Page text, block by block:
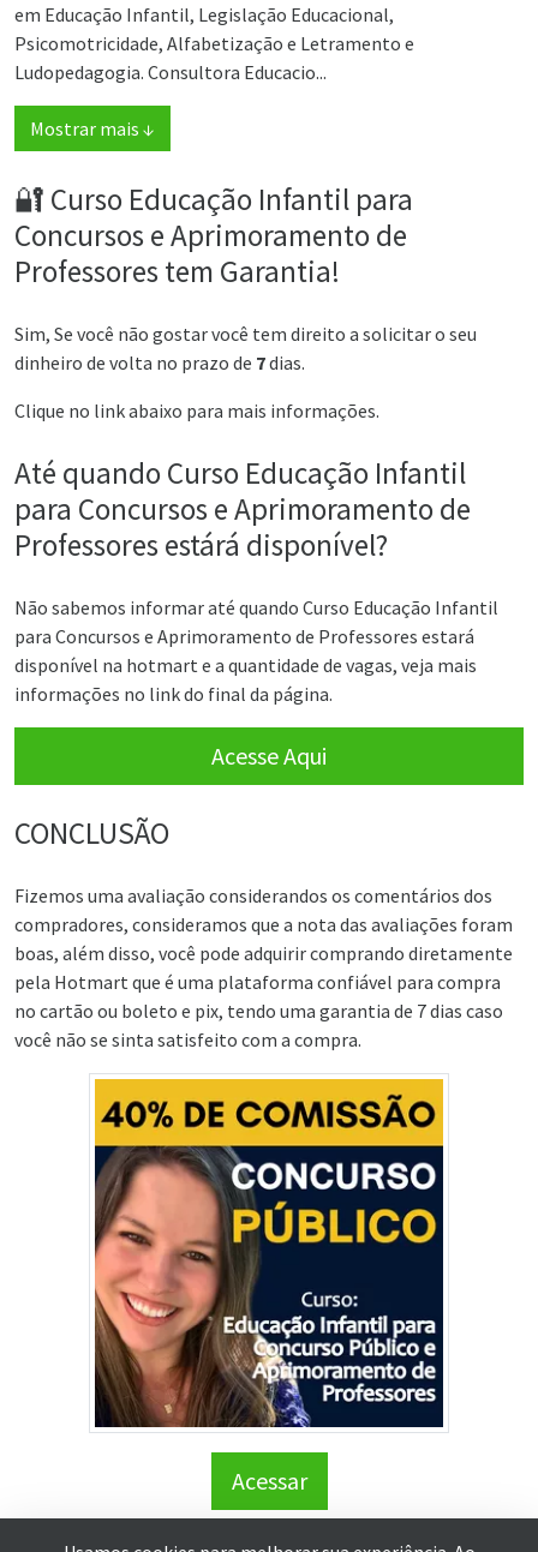
em Educação Infantil, Legislação Educacional,
Psicomotricidade, Alfabetização e Letramento e
Ludopedagogia. Consultora Educacio...
Mostrar mais ↓
🔐 Curso Educação Infantil para
Concursos e Aprimoramento de
Professores tem Garantia!
Sim, Se você não gostar você tem direito a solicitar o seu
dinheiro de volta no prazo de 7dias.
Clique no link abaixo para mais informações.
Até quando Curso Educação Infantil
para Concursos e Aprimoramento de
Professores estárá disponível?
Não sabemos informar até quando Curso Educação Infantil
para Concursos e Aprimoramento de Professores estará
disponível na hotmart e a quantidade de vagas, veja mais
informações no link do final da página.
Acesse Aqui
CONCLUSÃO
Fizemos uma avaliação considerandos os comentários dos
compradores, consideramos que a nota das avaliações foram
boas, além disso, você pode adquirir comprando diretamente
pela Hotmart que é uma plataforma confiável para compra
no cartão ou boleto e pix, tendo uma garantia de 7 dias caso
você não se sinta satisfeito com a compra.
Acessar